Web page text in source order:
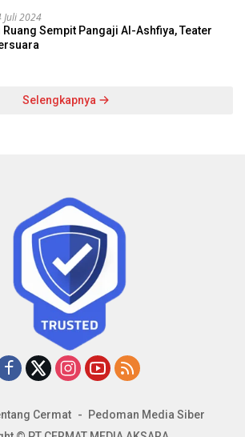
Juli 2024
Ruang Sempit Pangaji Al-Ashfiya, Teater
Selengkapnya
Cermat
Pedoman Media Siber